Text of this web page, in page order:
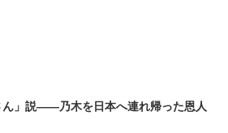
」説——乃木を日本へ連れ帰った恩人